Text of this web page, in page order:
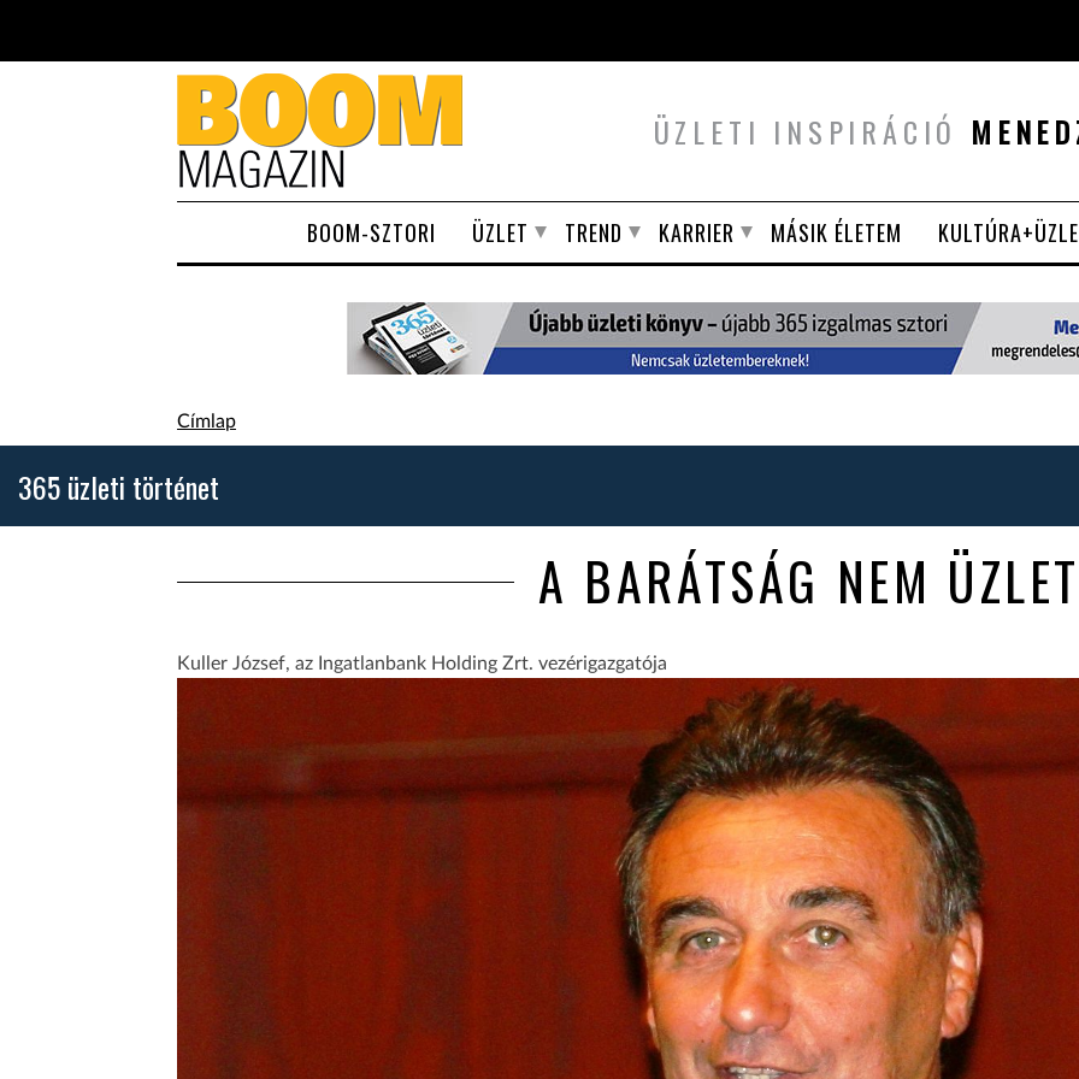
ÜZLETI INSPIRÁCIÓ
BOOM-SZTORI ÜZLET TREND KARRIER MÁSIK ÉLETEM
Jelenlegi hely
Címlap
365 üzleti történet
A BARÁTSÁG NEM ÜZLET
Kuller József, az Ingatlanbank Holding Zrt. vezérigazgatója